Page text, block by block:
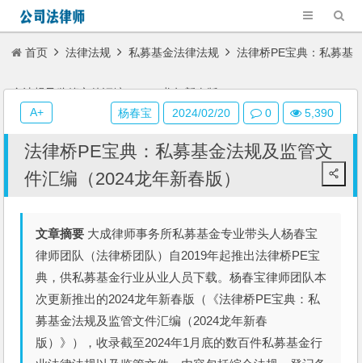
首页 法律法规 私募基金法律法规 法律桥PE宝典：私募基
金法规及监管文件汇编（2024龙年新春版）
法律桥PE宝典：私募基金法规及监管文
件汇编（2024龙年新春版）
文章摘要 大成律师事务所私募基金专业带头人杨春宝
律师团队（法律桥团队）自2019年起推出法律桥PE宝
典，供私募基金行业从业人员下载。杨春宝律师团队本
次更新推出的2024龙年新春版（《法律桥PE宝典：私
募基金法规及监管文件汇编（2024龙年新春
版）》），收录截至2024年1月底的数百件私募基金行
杨春宝 2024/02/20 0 5,390
A+